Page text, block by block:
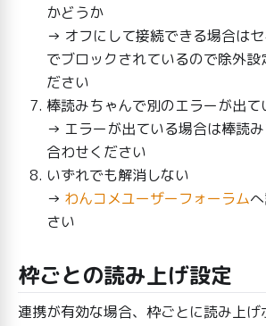
かどうか
→ オフにして接続できる場合は
でブロックされているので除外設
ださい
棒読みちゃんで別のエラーが出て
→ エラーが出ている場合は棒読
合わせください
いずれでも解消しない
→ わんコメユーザーフォーラム
さい
枠ごとの読み上げ設定
連携が有効な場合、枠ごとに読み上げ